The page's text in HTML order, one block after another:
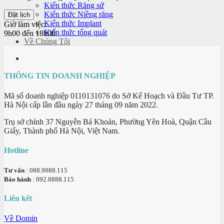
Kiến thức Răng sứ
Kiến thức Niềng răng
Kiến thức Implant
Kiến thức tổng quát
Về Chúng Tôi
Giờ làm việc:
9h00 đến 18h00
THÔNG TIN DOANH NGHIỆP
Mã số doanh nghiệp 0110131076 do Sở Kế Hoạch và Đầu Tư TP.
Hà Nội cấp lần đầu ngày 27 tháng 09 năm 2022.
Trụ sở chính 37 Nguyễn Bá Khoản, Phường Yên Hoà, Quận Cầu
Giấy, Thành phố Hà Nội, Việt Nam.
Hotline
Tư vấn : 088.9988.115
Bảo hành : 092.8888.115
Liên kết
Về Domin